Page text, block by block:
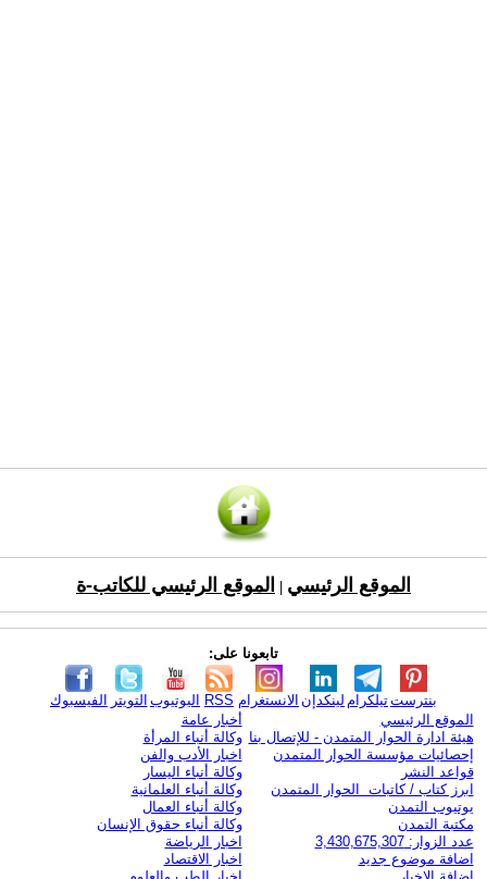
الموقع الرئيسي الموقع الرئيسي للكاتب-ة
تابعونا على:
الفيسبوك التويتر اليوتيوب RSS الانستغرام لينكدإن تيلكرامبنترست
الموقع الرئيسي
هيئة ادارة الحوار المتمدن - للإتصال بنا
إحصائيات مؤسسة الحوار المتمدن
قواعد النشر
ابرز كتاب / كاتبات الحوار المتمدن
يوتيوب التمدن
مكتبة التمدن
عدد الزوار: 3,430,675,307
اضافة موضوع جديد
أخبار عامة
وكالة أنباء المرأة
اخبار الأدب والفن
وكالة أنباء اليسار
وكالة أنباء العلمانية
وكالة أنباء العمال
وكالة أنباء حقوق الإنسان
اخبار الرياضة
اخبار الاقتصاد